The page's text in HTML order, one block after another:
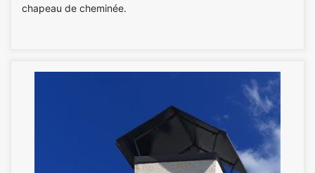
chapeau de cheminée.